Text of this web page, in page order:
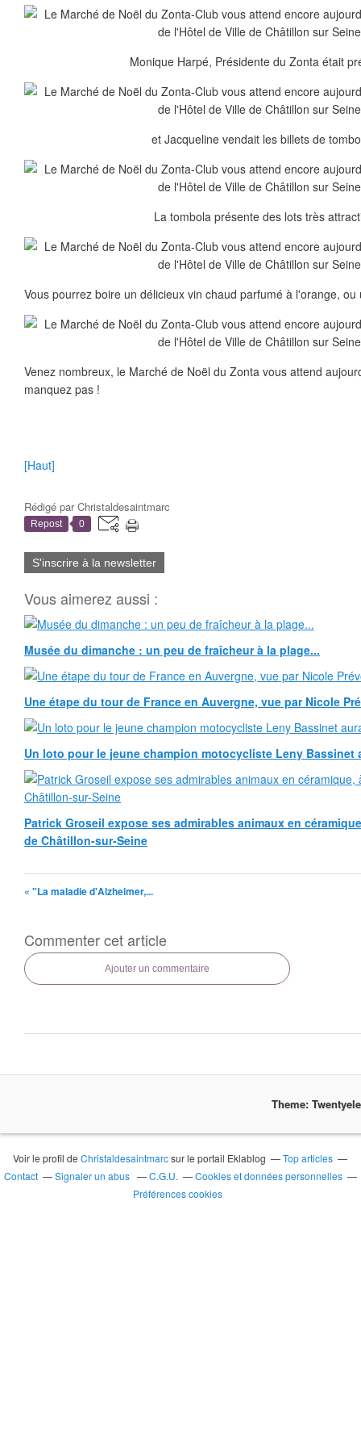
Monique Harpé, Présidente du Zonta était
et Jacqueline vendait les billets de
La tombola présente des lots très
Vous pourrez boire un délicieux vin chaud parfumé à l'orange,
Venez nombreux, le Marché de Noël du Zonta vous attend
manquez pas !
[Haut]
Rédigé parChristaldesaintmarc
Repost 0
S'inscrire à la newsletter
Vous aimerez aussi :
Musée du dimanche : un peu de fraîcheur à la plage...
Une étape du tour de France en Auvergne, vue par Nicole
Un loto pour le jeune champion motocycliste Leny Bassinet
Patrick Groseil expose ses admirables animaux en
de Châtillon-sur-Seine
« "La maladie d'Alzheimer,...
Commenter cet article
Ajouter un commentaire
Theme:
Voir le profil deChristaldesaintmarcsur le portail Eklablog
Top articles
Contact
Signaler un abus C.G.U.
Cookies et données personnelles
Préférences cookies